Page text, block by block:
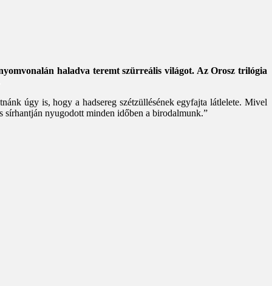
haladva teremt szürreális világot. Az Orosz trilógia
úgy is, hogy a hadsereg szétzüllésének egyfajta látlelete. Mivel
sírhantján nyugodott minden időben a birodalmunk.”